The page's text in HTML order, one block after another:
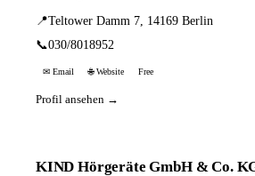
📍Teltower Damm 7, 14169 Berlin
📞030/8018952
✉ Email 🌐 Website Free
Profil ansehen →
KIND Hörgeräte GmbH & Co.